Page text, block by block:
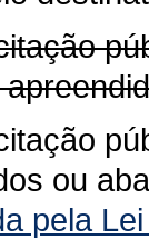
ou
pela